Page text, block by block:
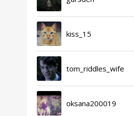
kiss_15
tom_riddles_wife
oksana200019